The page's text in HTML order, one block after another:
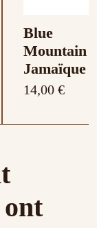
Blue
Mountain
Jamaïque
14,00 €